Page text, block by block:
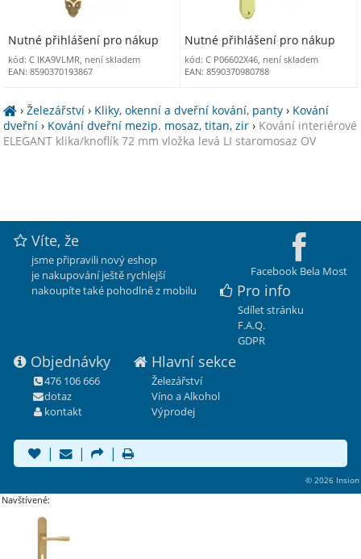
Nutné přihlášení pro nákup
kód: C IKA9VLMR, není skladem
EAN: 8590370193867
Nutné přihlášení pro nákup
kód: C P06602X46, není skladem
EAN: 8590370980788
›Železářství › Kliky, okenní a dveřní kování, panty › Kování
dveřní › Kování dveřní mezip. mosaz, titan, zir › Kování interiérové
ELEGANT klika/knoflík 72 mm vložka levá LI staromosaz OV
Facebook Bela Most
Víte, že
jsme připravili nový eshop
je nakupování ještě rychlejší
nakoupíte také pohodlně z mobilu
Pro info
Sdílet stránku
F.A.Q.
GDPR
Objednávky
476 106 666
dotaz
kontakt
Hlavní sekce
Železářství
Víno a Alkohol
Výprodej
| | |
© 2026 Insion
Navštívené: